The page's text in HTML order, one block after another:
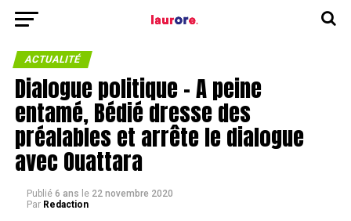
ACTUALITÉ
Dialogue politique – A peine
entamé, Bédié dresse des
préalables et arrête le dialogue
avec Ouattara
Publié 6 ans le 22 novembre 2020
Par Redaction